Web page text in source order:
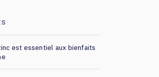
est essentiel aux bienfaits